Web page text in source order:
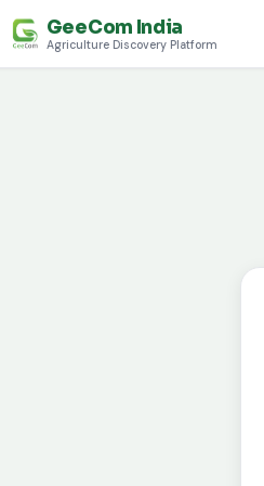
GeeCom India
Agriculture Discovery Platform